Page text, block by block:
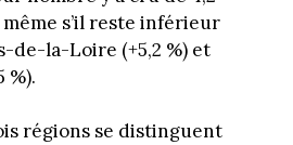
s’il reste inférieur
de-la-Loire (+5,2 %) et
%).
régions se distinguent